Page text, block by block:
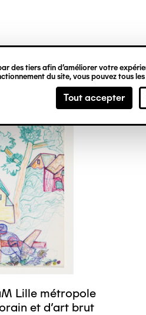
des tiers afin d’améliorer votre
du site, vous pouvez tous
Tout accepter
Lille métropole
et d’art brut